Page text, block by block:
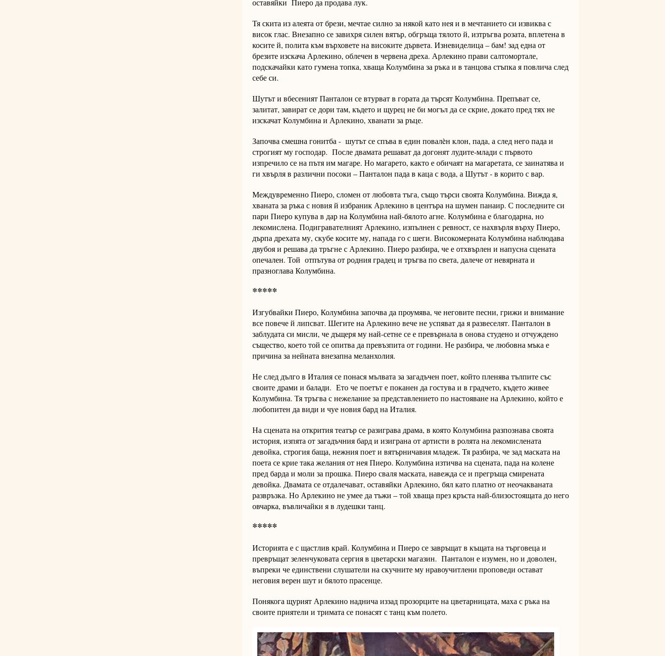
оставяйки Пиеро да продава лук.
Тя скита из алеята от брези, мечтае силно за някой като нея и в мечтанието си извиква с
висок глас. Внезапно се завихря силен вятър, обгръща тялото й, изтръгва розата, вплетена в
косите й, полита към върховете на високите дървета. Изневиделица – бам! зад една от
брезите изскача Арлекино, облечен в червена дреха. Арлекино прави салтомортале,
подскачайки като гумена топка, хваща Колумбина за ръка и в танцова стъпка я повлича след
себе си.
Шутът и вбесеният Панталон се втурват в гората да търсят Колумбина. Препъват се,
залитат, завират се дори там, където и щурец не би могъл да се скрие, докато пред тях не
изскачат Колумбина и Арлекино, хванати за ръце.
Започва смешна гонитба - шутът се спъва в един повалèн клон, пада, а след него пада и
строгият му господар. После двамата решават да догонят лудите-млади с първото
изпречило се на пътя им магаре. Но магарето, както е обичаят на магаретата, се заинатява и
ги хвърля в различни посоки – Панталон пада в каца с вода, а Шутът - в корито с вар.
Междувременно Пиеро, сломен от любовта тъга, също търси своята Колумбина. Вижда я,
хваната за ръка с новия й избраник Арлекино в центъра на шумен панаир. С последните си
пари Пиеро купува в дар на Колумбина най-бялото агне. Колумбина е благодарна, но
лекомислена. Подигравателният Арлекино, изпълнен с ревност, се нахвърля върху Пиеро,
дърпа дрехата му, скубе косите му, напада го с шеги. Високомерната Колумбина наблюдава
двубоя и решава да тръгне с Арлекино. Пиеро разбира, че е отхвърлен и напусна сцената
опечален. Той отпътува от родния градец и тръгва по света, далече от невярната и
празноглава Колумбина.
*****
Изгубвайки Пиеро, Колумбина започва да проумява, че неговите песни, грижи и внимание
все повече й липсват. Шегите на Арлекино вече не успяват да я развеселят. Панталон в
заблудата си мисли, че дъщеря му най-сетне се е превърнала в онова студено и отчуждено
същество, което той се опитва да превъзпита от години. Не разбира, че любовна мъка е
причина за нейната внезапна меланхолия.
Не след дълго в Италия се понася мълвата за загадъчен поет, който пленява тълпите със
своите драми и балади. Ето че поетът е поканен да гостува и в градчето, където живее
Колумбина. Тя тръгва с нежелание за представлението по настояване на Арлекино, който е
любопитен да види и чуе новия бард на Италия.
На сцената на открития театър се разиграва драма, в която Колумбина разпознава своята
история, изпята от загадъчния бард и изиграна от артисти в ролята на лекомислената
девойка, строгия баща, нежния поет и вятърничавия младеж. Тя разбира, че зад маската на
поета се крие така желания от нея Пиеро. Колумбина изтичва на сцената, пада на колене
пред барда и моли за прошка. Пиеро сваля маската, навежда се и прегръща смирената
девойка. Двамата се отдалечават, оставяйки Арлекино, бял като платно от неочакваната
развръзка. Но Арлекино не умее да тъжи – той хваща през кръста най-близостоящата до него
овчарка, въвличайки я в лудешки танц.
*****
Историята е с щастлив край. Колумбина и Пиеро се завръщат в къщата на търговеца и
превръщат зеленчуковата сергия в цветарски магазин. Панталон е изумен, но и доволен,
въпреки че единствени слушатели на скучните му нравоучитлени проповеди остават
неговия верен шут и бялото прасенце.
Понякога щурият Арлекино наднича иззад прозорците на цветарницата, маха с ръка на
своите приятели и тримата се понасят с танц към полето.